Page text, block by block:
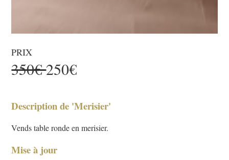
PRIX
350€250€
Description de 'Merisier'
Vends table ronde en merisier.
Mise à jour